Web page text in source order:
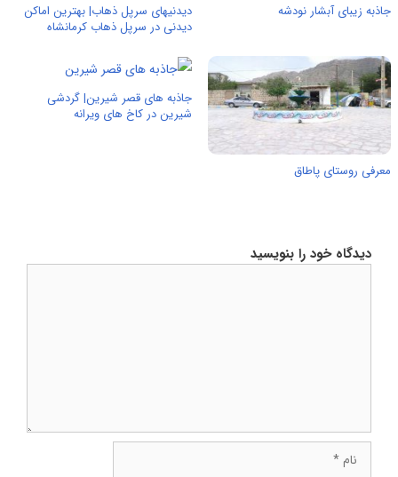
جاذبه زیبای آبشار نودشه
دیدنیهای سرپل ذهاب| بهترین اماکن
دیدنی در سرپل ذهاب کرمانشاه
معرفی روستای پاطاق
جاذبه های قصر شیرین| گردشی
شیرین در کاخ های ویرانه
دیدگاه خود را بنویسید